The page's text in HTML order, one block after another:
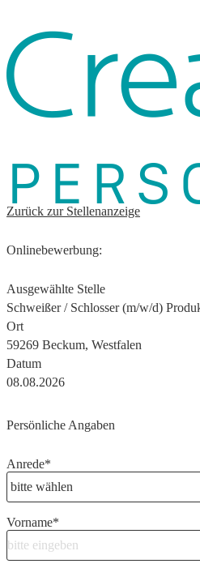
Zurück zur Stellenanzeige
Onlinebewerbung:
Ausgewählte Stelle
Schweißer / Schlosser (m/w/d)
Ort
59269 Beckum, Westfalen
Datum
08.08.2026
Persönliche Angaben
Anrede*
Vorname*